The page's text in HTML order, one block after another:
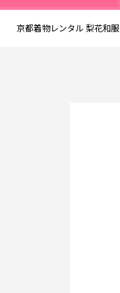
京都着物レンタル 梨花和服